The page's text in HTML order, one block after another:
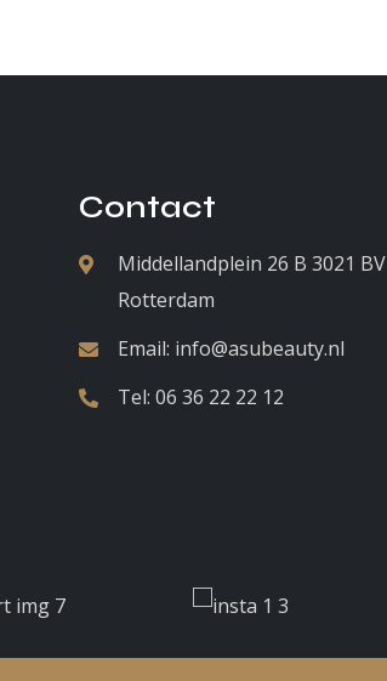
Contact
Middellandplein 26 B 3021 BV
Rotterdam
Email: info@asubeauty.nl
Tel: 06 36 22 22 12